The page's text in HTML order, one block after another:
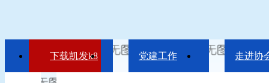
下载凯发k8 党建工作 走进协